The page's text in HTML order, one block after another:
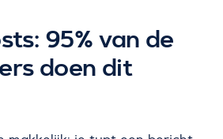
95% van de
doen dit